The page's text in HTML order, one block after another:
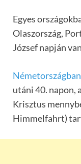
Egyes
Olaszország,
József napján
Németországban
utáni 40. napon,
Krisztus
Himmelfahrt)